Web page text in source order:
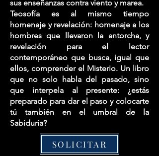
sus enseñanzas contra viento y marea.
Teosofía es al mismo tiempo
homenaje y revelación: homenaje a los
hombres que llevaron la antorcha, y
revelación para el lector
contemporáneo que busca, igual que
ellos, comprender el Misterio. Un libro
que no solo habla del pasado, sino
que interpela al presente: ¿estás
preparado para dar el paso y colocarte
tú también en el umbral de la
Sabiduría?
SOLICITAR